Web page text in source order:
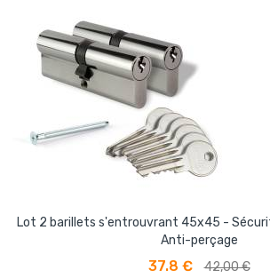
Lot 2 barillets s'entrouvrant 45x45 -
Anti-perçage
37.8 € 42,00 €